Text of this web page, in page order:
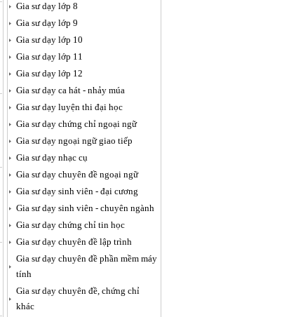
Gia sư dạy lớp 8
Gia sư dạy lớp 9
Gia sư dạy lớp 10
Gia sư dạy lớp 11
Gia sư dạy lớp 12
Gia sư dạy ca hát - nhảy múa
Gia sư dạy luyện thi đại học
Gia sư dạy chứng chỉ ngoại ngữ
Gia sư dạy ngoại ngữ giao tiếp
Gia sư dạy nhạc cụ
Gia sư dạy chuyên đề ngoại ngữ
Gia sư dạy sinh viên - đại cương
Gia sư dạy sinh viên - chuyên ngành
Gia sư dạy chứng chỉ tin học
Gia sư dạy chuyên đề lập trình
Gia sư dạy chuyên đề phần mềm máy
tính
Gia sư dạy chuyên đề, chứng chỉ
khác